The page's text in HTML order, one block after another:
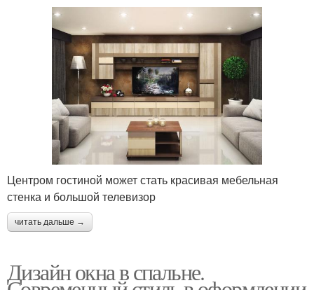
Центром гостиной может стать красивая мебельная
стенка и большой телевизор
читать дальше →
Дизайн окна в спальне.